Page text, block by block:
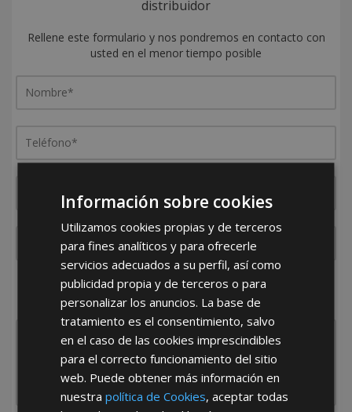
distribuidor
Rellene este formulario y nos pondremos en contacto con
usted en el menor tiempo posible
¿De dónde es la empresa?
España
Portugal Otros
Información sobre cookies
Utilizamos cookies propias y de terceros
para fines analíticos y para ofrecerle
servicios adecuados a su perfil, así como
publicidad propia y de terceros o para
personalizar los anuncios. La base de
tratamiento es el consentimiento, salvo
en el caso de las cookies imprescindibles
para el correcto funcionamiento del sitio
web. Puede obtener más información en
nuestrapolítica de Cookies, aceptar todas